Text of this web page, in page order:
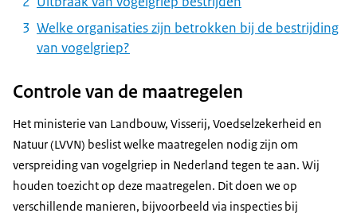
Welke organisaties zijn betrokken bij de bestrijding
van vogelgriep?
Controle van de maatregelen
Het ministerie van Landbouw, Visserij, Voedselzekerheid en
Natuur (LVVN) beslist welke maatregelen nodig zijn om
verspreiding van vogelgriep in Nederland tegen te aan. Wij
houden toezicht op deze maatregelen. Dit doen we op
verschillende manieren, bijvoorbeeld via inspecties bij